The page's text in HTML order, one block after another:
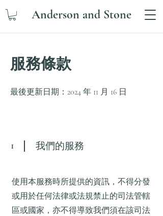
Anderson and Stone
服務條款
最後更新日期：2024 年 11 月 16 日
1 我們的服務
使用本服務時所提供的資訊，不得分發
或用於任何法律或法規禁止的司法管轄
區或國家，亦不得導致我們須在該司法